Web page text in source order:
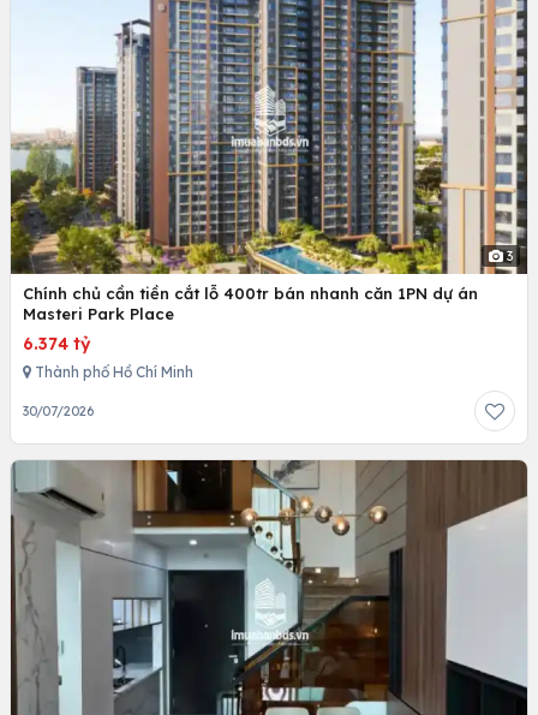
3
Chính chủ cần tiền cắt lỗ 400tr bán nhanh căn 1PN dự án
Masteri Park Place
6.374 tỷ
Thành phố Hồ Chí Minh
30/07/2026